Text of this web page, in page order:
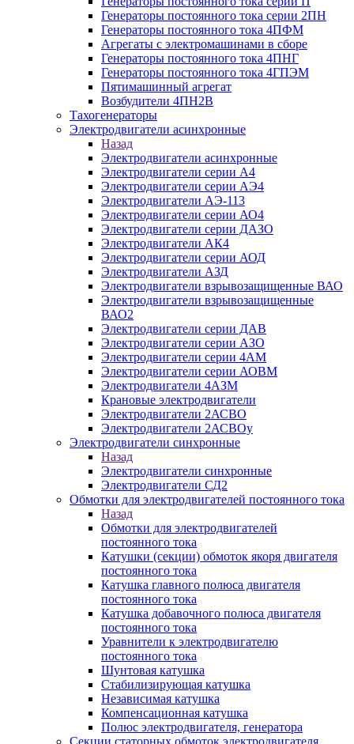
Генераторы постоянного тока серии 2ПН
Генераторы постоянного тока 4ПФМ
Агрегаты с электромашинами в сборе
Генераторы постоянного тока 4ПНГ
Генераторы постоянного тока 4ГПЭМ
Пятимашинный агрегат
Возбудители 4ПН2В
Тахогенераторы
Электродвигатели асинхронные
Назад
Электродвигатели асинхронные
Электродвигатели серии А4
Электродвигатели серии АЭ4
Электродвигатели АЭ-113
Электродвигатели серии АО4
Электродвигатели серии ДАЗО
Электродвигатели АК4
Электродвигатели серии АОД
Электродвигатели АЗД
Электродвигатели взрывозащищенные ВАО
Электродвигатели взрывозащищенные
ВАО2
Электродвигатели серии ДАВ
Электродвигатели серии АЗО
Электродвигатели серии 4АМ
Электродвигатели серии АОВМ
Электродвигатели 4АЗМ
Крановые электродвигатели
Электродвигатели 2АСВО
Электродвигатели 2АСВОу
Электродвигатели синхронные
Назад
Электродвигатели синхронные
Электродвигатели СД2
Обмотки для электродвигателей постоянного тока
Назад
Обмотки для электродвигателей
постоянного тока
Катушки (секции) обмоток якоря двигателя
постоянного тока
Катушка главного полюса двигателя
постоянного тока
Катушка добавочного полюса двигателя
постоянного тока
Уравнители к электродвигателю
постоянного тока
Шунтовая катушка
Стабилизирующая катушка
Независимая катушка
Компенсационная катушка
Полюс электродвигателя, генератора
Секции статорных обмоток электродвигателя